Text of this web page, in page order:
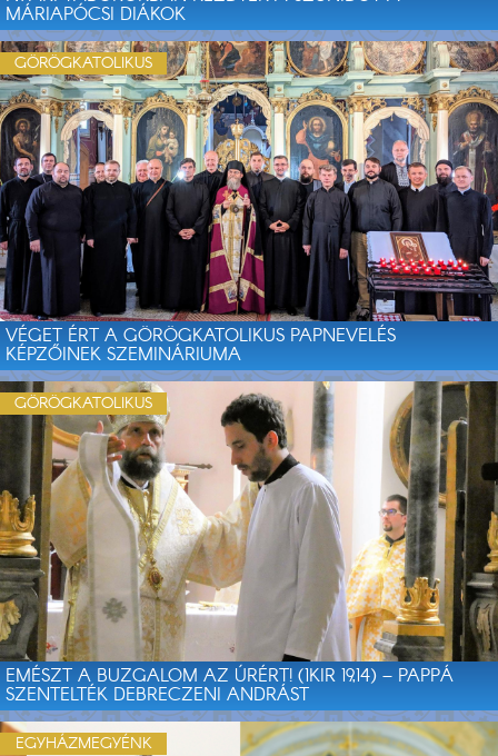
MÁRIAPÓCSI DIÁKOK
VÉGET ÉRT A GÖRÖGKATOLIKUS PAPNEVELÉS
KÉPZŐINEK SZEMINÁRIUMA
GÖRÖGKATOLIKUS
EMÉSZT A BUZGALOM AZ ÚRÉRT! (1KIR 19,14) – PAPPÁ
SZENTELTÉK DEBRECZENI ANDRÁST
GÖRÖGKATOLIKUS
EGYHÁZMEGYÉNK